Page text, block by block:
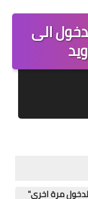
الى
مرة اخرى"